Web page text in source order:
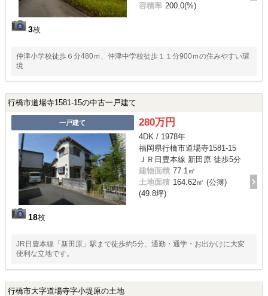
3枚
容積率 200.0(%)
仲津小学校徒歩６分480ｍ、仲津中学校徒歩１１分900ｍの住みやすい環
境
行橋市道場寺1581-15の中古一戸建て
一戸建て
18枚
280万円
4DK / 1978年
福岡県行橋市道場寺1581-15
ＪＲ日豊本線 新田原 徒歩5分
建物面積 77.1㎡
土地面積 164.62㎡ (公簿)
(49.8坪)
JR日豊本線「新田原」駅まで徒歩約5分、通勤・通学・お出かけに大変
便利な立地です。
行橋市大字道場寺字小堤原の土地